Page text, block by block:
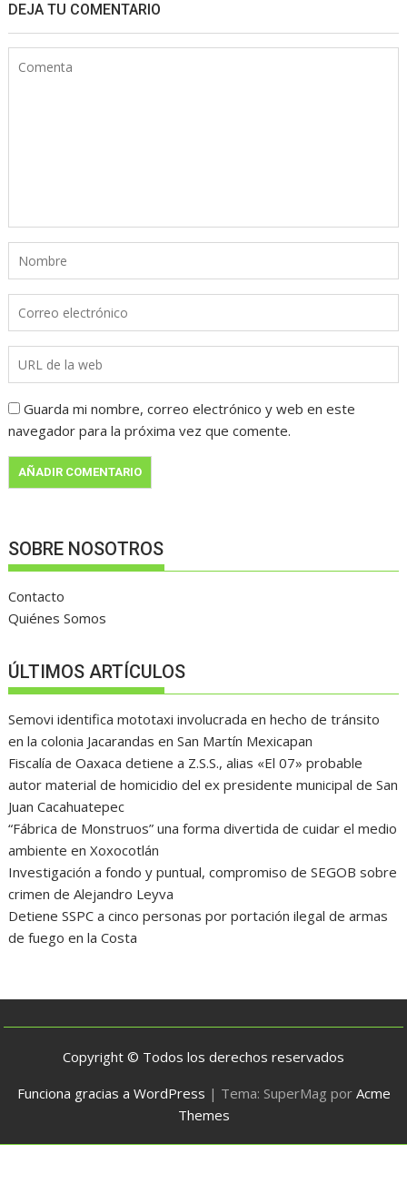
DEJA TU COMENTARIO
Guarda mi nombre, correo electrónico y web en este
navegador para la próxima vez que comente.
SOBRE NOSOTROS
Contacto
Quiénes Somos
ÚLTIMOS ARTÍCULOS
Semovi identifica mototaxi involucrada en hecho de tránsito
en la colonia Jacarandas en San Martín Mexicapan
Fiscalía de Oaxaca detiene a Z.S.S., alias «El 07» probable
autor material de homicidio del ex presidente municipal de San
Juan Cacahuatepec
“Fábrica de Monstruos” una forma divertida de cuidar el medio
ambiente en Xoxocotlán
Investigación a fondo y puntual, compromiso de SEGOB sobre
crimen de Alejandro Leyva
Detiene SSPC a cinco personas por portación ilegal de armas
de fuego en la Costa
Copyright © Todos los derechos reservados
Funciona gracias a WordPress | Tema: SuperMag por Acme
Themes